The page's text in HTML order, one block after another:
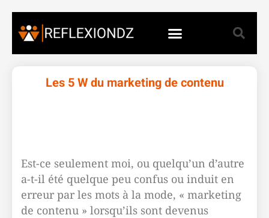
Les 5 W du marketing de contenu
Est-ce seulement moi, ou quelqu’un d’autre
a-t-il été quelque peu confus ou induit en
erreur par les mots à la mode, « marketing
de contenu » lorsqu’ils sont devenus